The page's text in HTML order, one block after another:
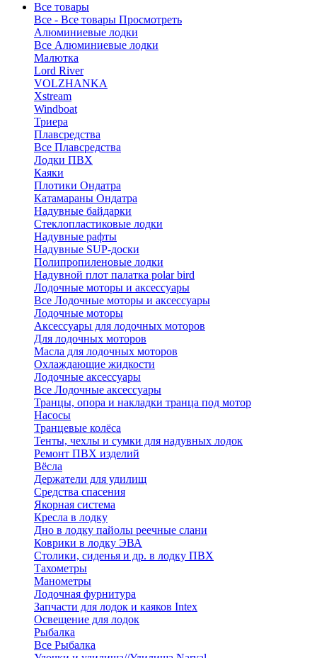
Все товары
Все - Все товары Просмотреть
Алюминиевые лодки
Все Алюминиевые лодки
Малютка
Lord River
VOLZHANKA
Xstream
Windboat
Триера
Плавсредства
Все Плавсредства
Лодки ПВХ
Каяки
Плотики Ондатра
Катамараны Ондатра
Надувные байдарки
Стеклопластиковые лодки
Надувные рафты
Надувные SUP-доски
Полипропиленовые лодки
Надувной плот палатка polar bird
Лодочные моторы и аксессуары
Все Лодочные моторы и аксессуары
Лодочные моторы
Аксессуары для лодочных моторов
Для лодочных моторов
Масла для лодочных моторов
Охлаждающие жидкости
Лодочные аксессуары
Все Лодочные аксессуары
Транцы, опора и накладки транца под мотор
Насосы
Транцевые колёса
Тенты, чехлы и сумки для надувных лодок
Ремонт ПВХ изделий
Вёсла
Держатели для удилищ
Средства спасения
Якорная система
Кресла в лодку
Дно в лодку пайолы реечные слани
Коврики в лодку ЭВА
Столики, сиденья и др. в лодку ПВХ
Тахометры
Манометры
Лодочная фурнитура
Запчасти для лодок и каяков Intex
Освещение для лодок
Рыбалка
Все Рыбалка